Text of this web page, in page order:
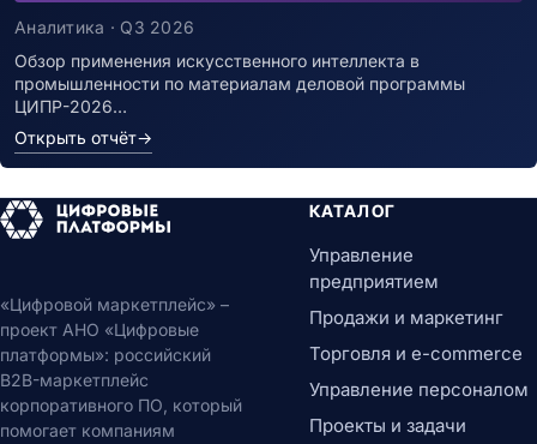
Аналитика · Q3 2026
Обзор применения искусственного интеллекта в
промышленности по материалам деловой программы
ЦИПР-2026…
Открыть отчёт→
«Цифровой маркетплейс» –
проект АНО «Цифровые
платформы»: российский
B2B-маркетплейс
корпоративного ПО, который
помогает компаниям
КАТАЛОГ
Управление
предприятием
Продажи и маркетинг
Торговля и e-commerce
Управление персоналом
Проекты и задачи